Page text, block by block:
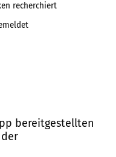
recherchiert
bereitgestellten